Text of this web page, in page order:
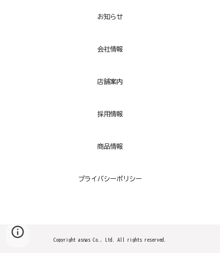
お知らせ
会社情報
店舗案内
採用情報
商品情報
プライバシーポリシー
Copyright asnas Co., Ltd. All rights reserved.